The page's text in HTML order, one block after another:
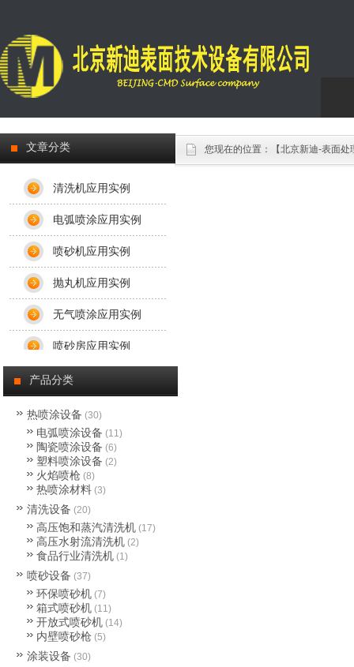
您现在的位置： 【北京新迪-表面
产品分类
热喷涂设备 (30)
电弧喷涂设备 (11)
陶瓷喷涂设备 (6)
塑料喷涂设备 (2)
火焰喷枪 (8)
热喷涂材料 (3)
清洗设备 (20)
高压饱和蒸汽清洗机 (17)
高压水射流清洗机 (2)
食品行业清洗机 (1)
喷砂设备 (37)
环保喷砂机 (7)
箱式喷砂机 (11)
开放式喷砂机 (14)
内壁喷砂枪 (5)
涂装设备 (30)
文章分类
清洗机应用实例
电弧喷涂应用实例
喷砂机应用实例
抛丸机应用实例
无气喷涂应用实例
喷砂房应用实例
公司新闻
行业动态
热喷涂技术